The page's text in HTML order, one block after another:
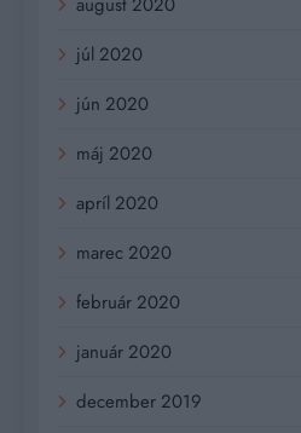
júl 2020
jún 2020
máj 2020
apríl 2020
marec 2020
február 2020
január 2020
december 2019